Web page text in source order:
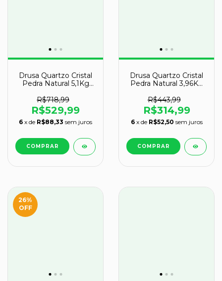
Drusa Quartzo Cristal
Pedra Natural 5,1Kg
R$718,99
R$529,99
6 x de R$88,33 sem juros
Drusa Quartzo Cristal
Pedra Natural 3,96Kg
R$443,99
R$314,99
6 x de R$52,50 sem juros
26%
OFF